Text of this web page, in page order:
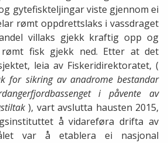
gytefiskteljingar viste gjennom ei
rømt oppdrettslaks i vassdraget
villaks gjekk kraftig opp og
fisk gjekk ned. Etter at det
leia av Fiskeridirektoratet, (
for sikring av anadrome bestandar
i påvente av
), vart avslutta hausten 2015,
å vidareføra drifta av
var å etablera ei nasjonal